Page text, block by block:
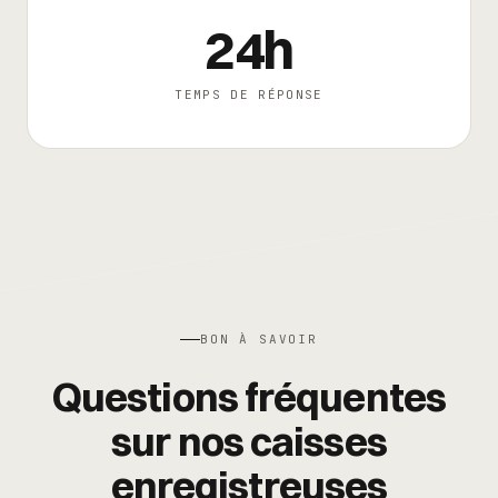
24h
TEMPS DE RÉPONSE
BON À SAVOIR
Questions fréquentes
sur nos caisses
enregistreuses